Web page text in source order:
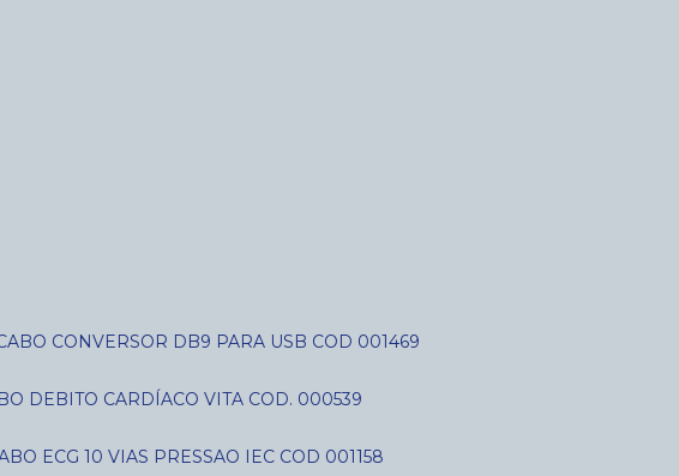
CABO CONVERSOR DB9 PARA USB COD 001469
DEBITO CARDÍACO VITA COD. 000539
ECG 10 VIAS PRESSAO IEC COD 001158